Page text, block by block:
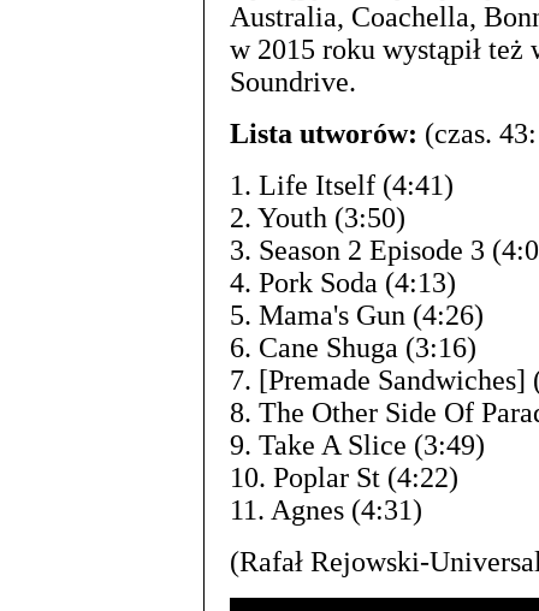
Australia, Coachella,
w 2015 roku wystąpił też
Soundrive.
Lista utworów: (czas.
1. Life Itself (4:41)
2. Youth (3:50)
3. Season 2 Episode 3
4. Pork Soda (4:13)
5. Mama's Gun (4:26)
6. Cane Shuga (3:16)
7. [Premade Sandwiches]
8. The Other Side Of
9. Take A Slice (3:49)
10. Poplar St (4:22)
11. Agnes (4:31)
(Rafał Rejowski-